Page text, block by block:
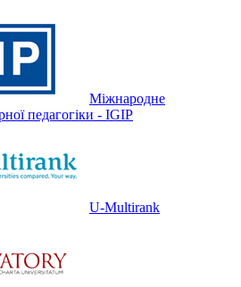
Міжнародне
педагогіки - IGIP
U-Multirank